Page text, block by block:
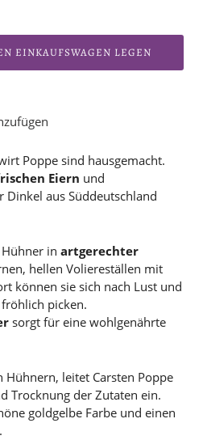
EINKAUFSWAGEN LEGEN
Poppe sind hausgemacht.
Eiern und
aus Süddeutschland
in artgerechter
hellen Voliereställen mit
können sie sich nach Lust und
picken.
sorgt für eine wohlgenährte
Hühnern, leitet Carsten Poppe
Trocknung der Zutaten ein.
goldgelbe Farbe und einen